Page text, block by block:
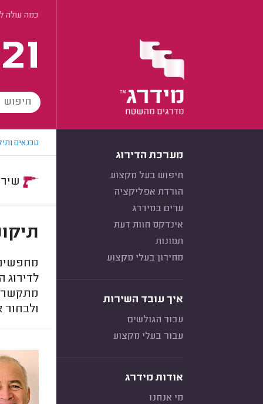
כמה עולה
מערכת הדירוג
חיפוש בעל מקצוע
הורדת אפליקציה
ערים במידרג
אינדקס חוות דעת
תמונות
מחירון בעלי מקצוע
איך עובד השירות
עבור הגולשים
עבור בעלי מקצוע
אודות מידרג
מי אנחנו
טכנאים
לדירוג